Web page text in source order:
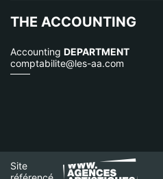
THE ACCOUNTING
Accounting DEPARTMENT
comptabilite@les-aa.com
Site